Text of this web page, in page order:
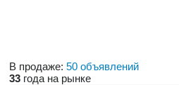
В продаже: 50 объявлений
33 года на рынке